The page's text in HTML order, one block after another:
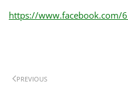
https://www.facebook.com/
PREVIOUS